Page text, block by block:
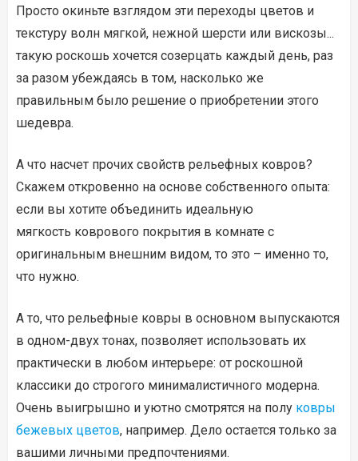
Просто окиньте взглядом эти переходы цветов и
текстуру волн мягкой, нежной шерсти или вискозы...
такую роскошь хочется созерцать каждый день, раз
за разом убеждаясь в том, насколько же
правильным было решение о приобретении этого
шедевра.
А что насчет прочих свойств рельефных ковров?
Скажем откровенно на основе собственного опыта:
если вы хотите объединить идеальную
мягкость коврового покрытия в комнате с
оригинальным внешним видом, то это – именно то,
что нужно.
А то, что рельефные ковры в основном выпускаются
в одном-двух тонах, позволяет использовать их
практически в любом интерьере: от роскошной
классики до строгого минималистичного модерна.
Очень выигрышно и уютно смотрятся на полу ковры
бежевых цветов, например. Дело остается только за
вашими личными предпочтениями.